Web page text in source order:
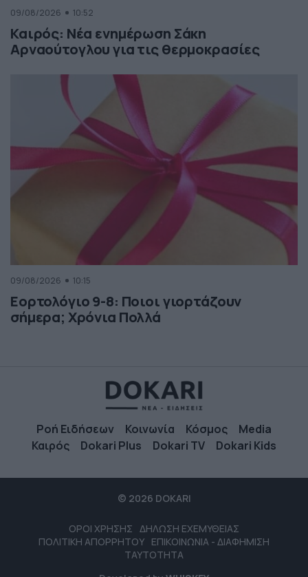
09/08/2026 10:52
Καιρός: Νέα ενημέρωση Σάκη
Αρναούτογλου για τις θερμοκρασίες
09/08/2026 10:15
Εορτολόγιο 9-8: Ποιοι γιορτάζουν
σήμερα; Χρόνια Πολλά
Ροή Ειδήσεων Κοινωνία Κόσμος
Media
Καιρός
Dokari Plus Dokari TV Dokari Kids
© 2026 DOKARI
ΟΡΟΙ ΧΡΗΣΗΣ ΔΗΛΩΣΗ ΕΧΕΜΥΘΕΙΑΣ
ΠΟΛΙΤΙΚΗ ΑΠΟΡΡΗΤΟΥ ΕΠΙΚΟΙΝΩΝΙΑ - ΔΙΑΦΗΜΙΣΗ
ΤΑΥΤΟΤΗΤΑ